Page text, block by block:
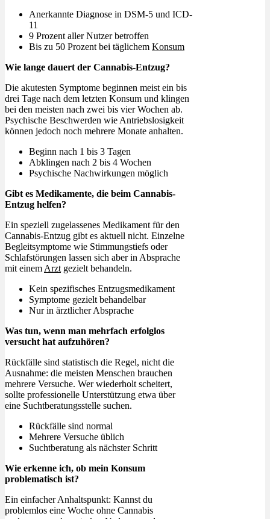
Anerkannte Diagnose in DSM-5 und ICD-
11
9 Prozent aller Nutzer betroffen
Bis zu 50 Prozent bei täglichem Konsum
Wie lange dauert der Cannabis-Entzug?
Die akutesten Symptome beginnen meist ein bis
drei Tage nach dem letzten Konsum und klingen
bei den meisten nach zwei bis vier Wochen ab.
Psychische Beschwerden wie Antriebslosigkeit
können jedoch noch mehrere Monate anhalten.
Beginn nach 1 bis 3 Tagen
Abklingen nach 2 bis 4 Wochen
Psychische Nachwirkungen möglich
Gibt es Medikamente, die beim Cannabis-
Entzug helfen?
Ein speziell zugelassenes Medikament für den
Cannabis-Entzug gibt es aktuell nicht. Einzelne
Begleitsymptome wie Stimmungstiefs oder
Schlafstörungen lassen sich aber in Absprache
mit einem Arzt gezielt behandeln.
Kein spezifisches Entzugsmedikament
Symptome gezielt behandelbar
Nur in ärztlicher Absprache
Was tun, wenn man mehrfach erfolglos
versucht hat aufzuhören?
Rückfälle sind statistisch die Regel, nicht die
Ausnahme: die meisten Menschen brauchen
mehrere Versuche. Wer wiederholt scheitert,
sollte professionelle Unterstützung etwa über
eine Suchtberatungsstelle suchen.
Rückfälle sind normal
Mehrere Versuche üblich
Suchtberatung als nächster Schritt
Wie erkenne ich, ob mein Konsum
problematisch ist?
Ein einfacher Anhaltspunkt: Kannst du
problemlos eine Woche ohne Cannabis